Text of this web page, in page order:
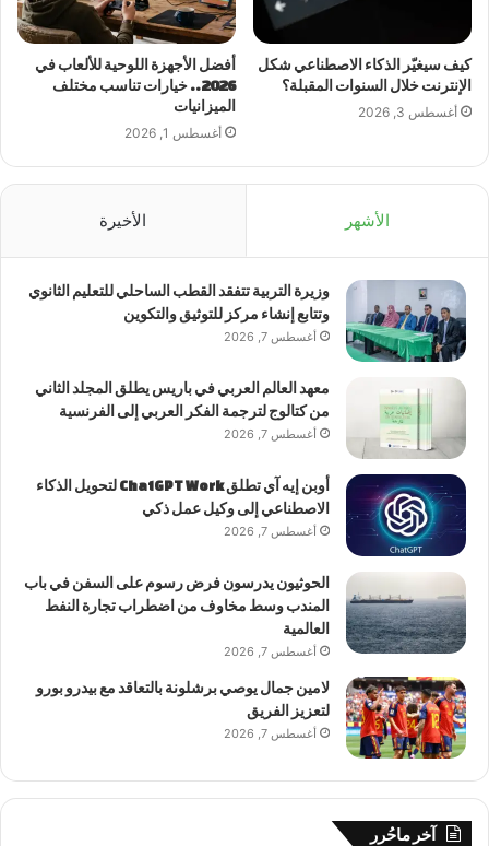
كيف سيغيّر الذكاء الاصطناعي شكل
الإنترنت خلال السنوات المقبلة؟
أغسطس 3, 2026
أفضل الأجهزة اللوحية للألعاب في
2026.. خيارات تناسب مختلف
الميزانيات
أغسطس 1, 2026
الأشهر الأخيرة
وزيرة التربية تتفقد القطب الساحلي للتعليم الثانوي
وتتابع إنشاء مركز للتوثيق والتكوين
أغسطس 7, 2026
معهد العالم العربي في باريس يطلق المجلد الثاني
من كتالوج لترجمة الفكر العربي إلى الفرنسية
أغسطس 7, 2026
أوبن إيه آي تطلق ChatGPT Work لتحويل الذكاء
الاصطناعي إلى وكيل عمل ذكي
أغسطس 7, 2026
الحوثيون يدرسون فرض رسوم على السفن في باب
المندب وسط مخاوف من اضطراب تجارة النفط
العالمية
أغسطس 7, 2026
لامين جمال يوصي برشلونة بالتعاقد مع بيدرو بورو
لتعزيز الفريق
أغسطس 7, 2026
آخر ماحُرر